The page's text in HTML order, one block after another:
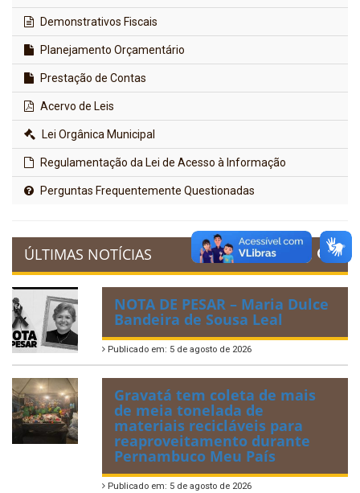
Demonstrativos Fiscais
Planejamento Orçamentário
Prestação de Contas
Acervo de Leis
Lei Orgânica Municipal
Regulamentação da Lei de Acesso à Informação
Perguntas Frequentemente Questionadas
ÚLTIMAS NOTÍCIAS
NOTA DE PESAR – Maria Dulce
Bandeira de Sousa Leal
Publicado em: 5 de agosto de 2026
Gravatá tem coleta de mais
de meia tonelada de
materiais recicláveis para
reaproveitamento durante
Pernambuco Meu País
Publicado em: 5 de agosto de 2026